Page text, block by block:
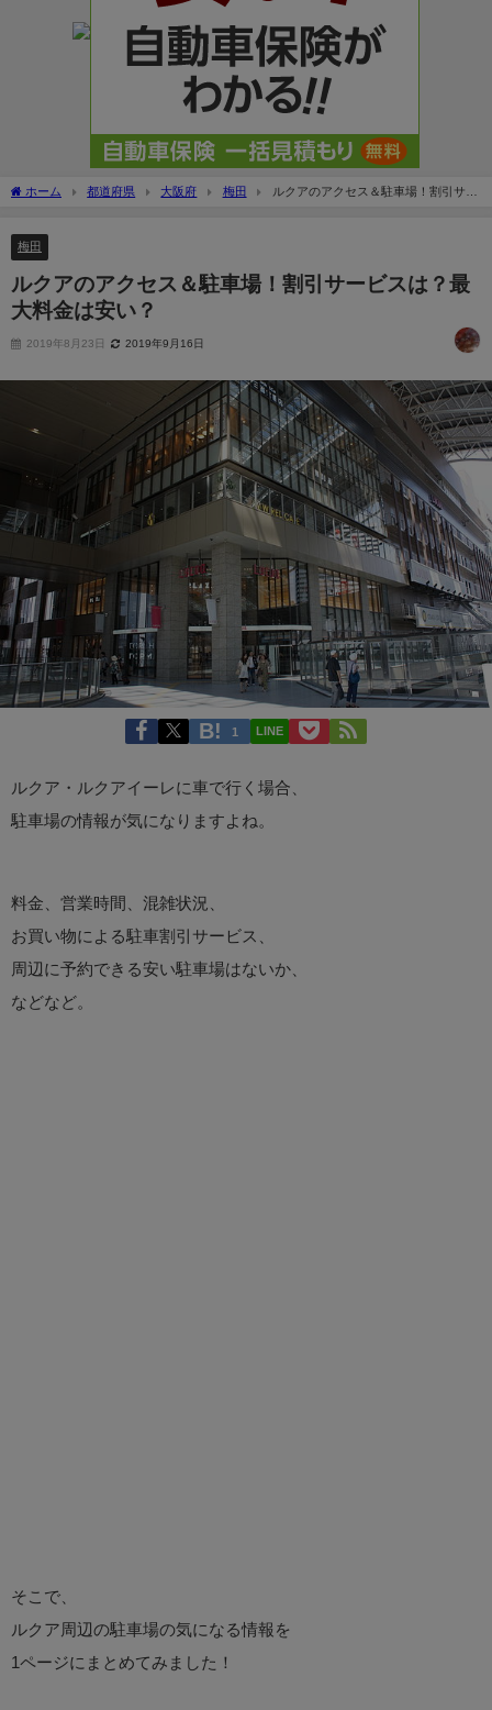
ホーム 都道府県 大阪府 梅田
ルクアのアクセス＆駐車場！割引サー
梅田
ルクアのアクセス＆駐車場！割引サービスは？最
大料金は安い？
2019年8月23日 2019年9月16日
1 LINE
ルクア・ルクアイーレに車で行く場合、
駐車場の情報が気になりますよね。
料金、営業時間、混雑状況、
お買い物による駐車割引サービス、
周辺に予約できる安い駐車場はないか、
などなど。
そこで、
ルクア周辺の駐車場の気になる情報を
1ページにまとめてみました！